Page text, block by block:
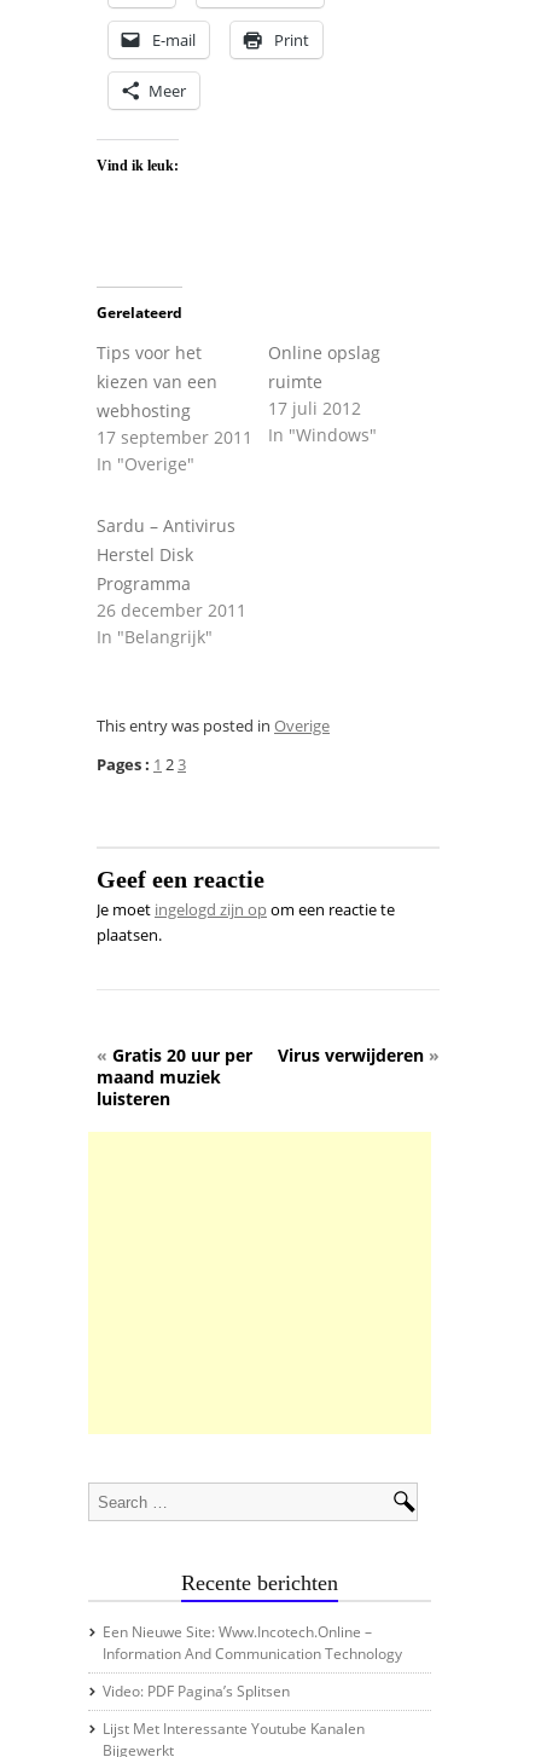
E-mail Print
Meer
Vind ik leuk:
Gerelateerd
Tips voor het
kiezen van een
webhosting
17 september 2011
In "Overige"
Online opslag
ruimte
17 juli 2012
In "Windows"
Sardu – Antivirus
Herstel Disk
Programma
26 december 2011
In "Belangrijk"
This entry was posted in Overige
Pages : 1 23
Geef een reactie
Je moet ingelogd zijn opom een reactie te
plaatsen.
« Gratis 20 uur per
maand muziek
luisteren
Virus verwijderen »
Recente berichten
Een Nieuwe Site: Www.incotech.online –
Information And Communication Technology
Video: PDF Pagina’s Splitsen
Lijst Met Interessante Youtube Kanalen
Bijgewerkt